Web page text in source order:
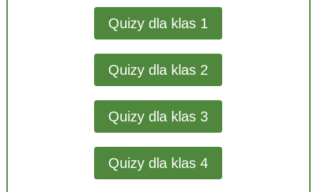
Quizy dla klas 1
Quizy dla klas 2
Quizy dla klas 3
Quizy dla klas 4